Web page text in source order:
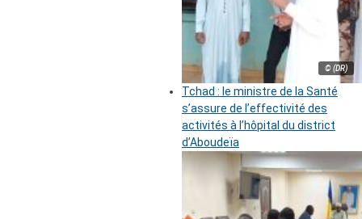
© (DR)
Tchad : le ministre de la Santé
s’assure de l’effectivité des
activités à l’hôpital du district
d’Aboudeïa